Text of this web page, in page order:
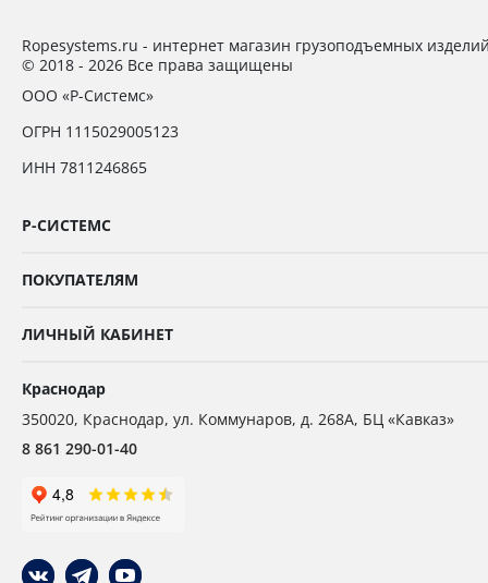
Ropesystems.ru - интернет магазин грузоподъемных
© 2018 - 2026 Все права защищены
ООО «Р-Системс»
ОГРН 1115029005123
ИНН 7811246865
Р-СИСТЕМС
ПОКУПАТЕЛЯМ
ЛИЧНЫЙ КАБИНЕТ
Краснодар
350020, Краснодар, ул. Коммунаров, д. 268А, БЦ «Кавказ»
8 861 290-01-40